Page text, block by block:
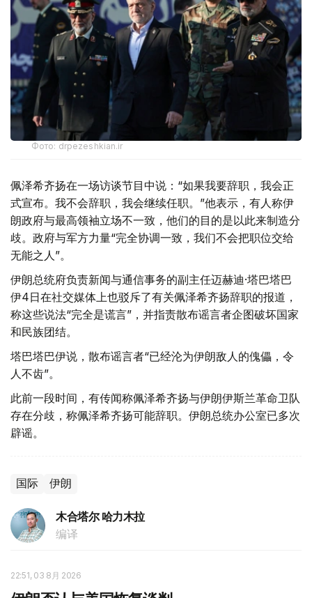
Фото: drpezeshkian.ir
佩泽希齐扬在一场访谈节目中说：“如果我要辞职，我会正
式宣布。我不会辞职，我会继续任职。”他表示，有人称伊
朗政府与最高领袖立场不一致，他们的目的是以此来制造分
歧。政府与军方力量“完全协调一致，我们不会把职位交给
无能之人”。
伊朗总统府负责新闻与通信事务的副主任迈赫迪·塔巴塔巴
伊4日在社交媒体上也驳斥了有关佩泽希齐扬辞职的报道，
称这些说法“完全是谎言”，并指责散布谣言者企图破坏国家
和民族团结。
塔巴塔巴伊说，散布谣言者“已经沦为伊朗敌人的傀儡，令
人不齿”。
此前一段时间，有传闻称佩泽希齐扬与伊朗伊斯兰革命卫队
存在分歧，称佩泽希齐扬可能辞职。伊朗总统办公室已多次
辟谣。
国际 伊朗
木合塔尔 哈力木拉
编译
22:51, 03 8月 2026